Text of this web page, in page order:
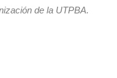
de la UTPBA.